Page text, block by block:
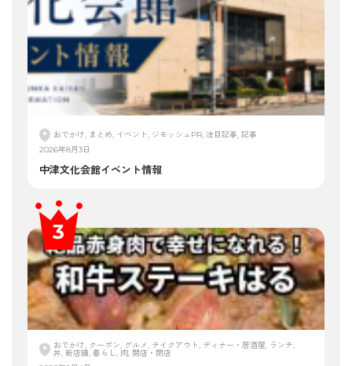
おでかけ, まとめ, イベント, ジモッシュPR, 注目記事, 記事
2026年8月3日
中津文化会館イベント情報
おでかけ, クーポン, グルメ, テイクアウト, ディナー・居酒屋, ランチ,
丼, 新店舗, 暮らし, 肉, 開店・閉店